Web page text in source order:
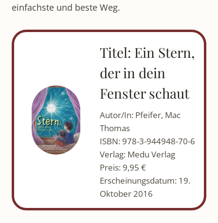
einfachste und beste Weg.
Titel: Ein Stern,
der in dein
Fenster schaut
Autor/In: Pfeifer, Mac
Thomas
ISBN: 978-3-944948-70-6
Verlag: Medu Verlag
Preis: 9,95 €
Erscheinungsdatum: 19.
Oktober 2016